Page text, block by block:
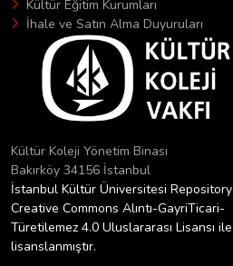
Kültür Eğitim Kurumları
İhale ve Satın Alma Duyuruları
Kültür Koleji Yönetim Binası
Bakırköy 34156 İstanbul
İstanbul Kültür Üniversitesi Repository
Creative Commons Alıntı-GayriTicari-
Türetilemez 4.0 Uluslararası Lisansı ile
lisanslanmıştır.